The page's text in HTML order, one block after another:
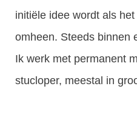
initiële idee wordt als
omheen. Steeds binnen
Ik werk met permanent
stucloper, meestal in